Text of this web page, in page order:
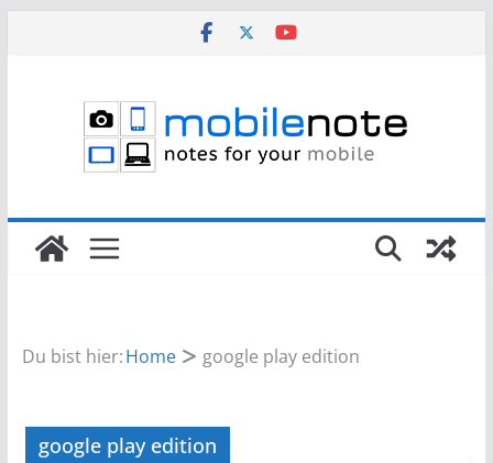
Du bist hier:Home google play edition
google play edition